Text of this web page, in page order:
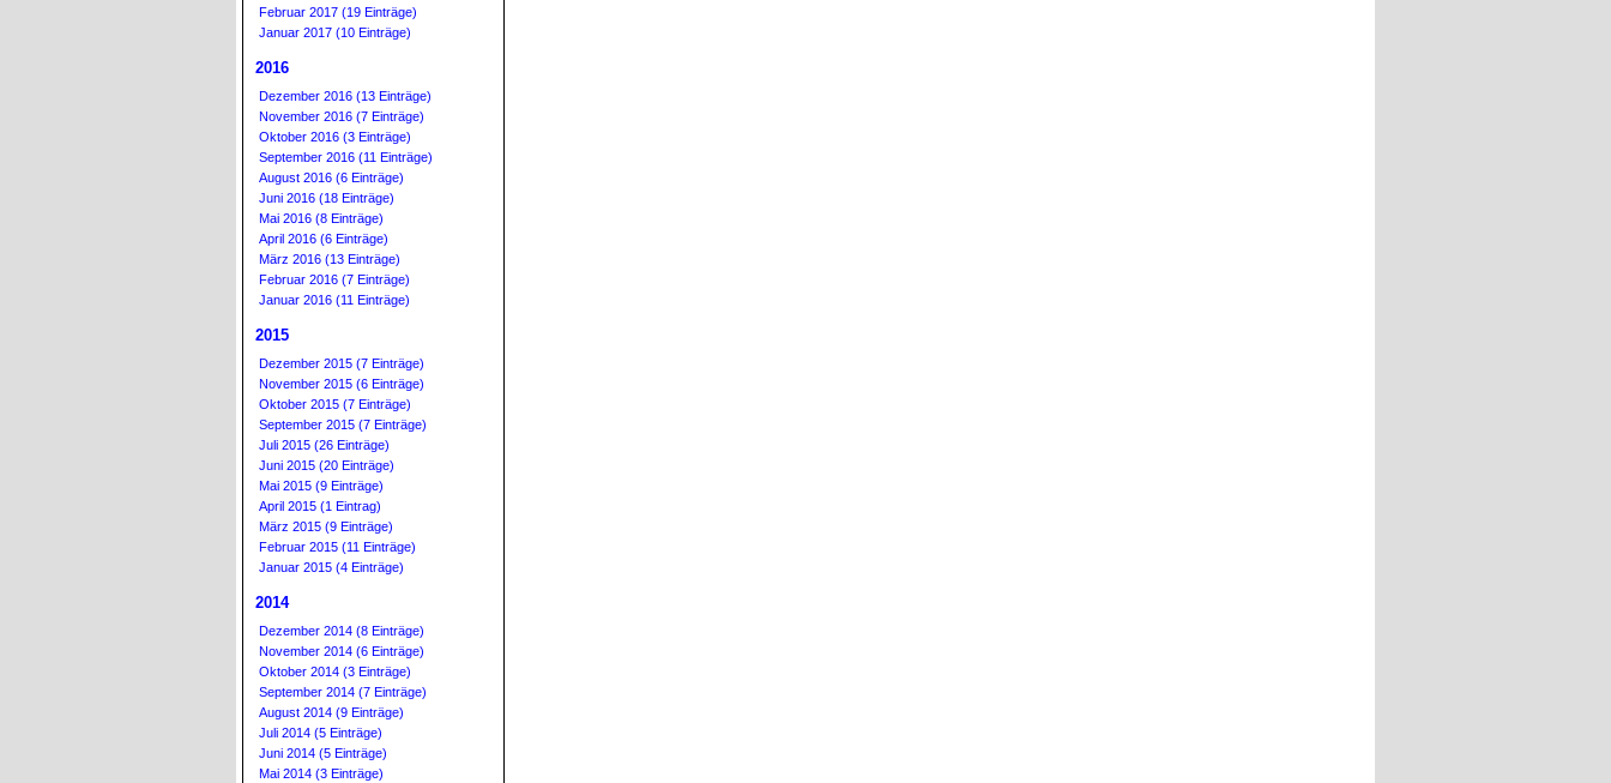
Februar 2017 (19 Einträge)
Januar 2017 (10 Einträge)
2016
Dezember 2016 (13 Einträge)
November 2016 (7 Einträge)
Oktober 2016 (3 Einträge)
September 2016 (11 Einträge)
August 2016 (6 Einträge)
Juni 2016 (18 Einträge)
Mai 2016 (8 Einträge)
April 2016 (6 Einträge)
März 2016 (13 Einträge)
Februar 2016 (7 Einträge)
Januar 2016 (11 Einträge)
2015
Dezember 2015 (7 Einträge)
November 2015 (6 Einträge)
Oktober 2015 (7 Einträge)
September 2015 (7 Einträge)
Juli 2015 (26 Einträge)
Juni 2015 (20 Einträge)
Mai 2015 (9 Einträge)
April 2015 (1 Eintrag)
März 2015 (9 Einträge)
Februar 2015 (11 Einträge)
Januar 2015 (4 Einträge)
2014
Dezember 2014 (8 Einträge)
November 2014 (6 Einträge)
Oktober 2014 (3 Einträge)
September 2014 (7 Einträge)
August 2014 (9 Einträge)
Juli 2014 (5 Einträge)
Juni 2014 (5 Einträge)
Mai 2014 (3 Einträge)